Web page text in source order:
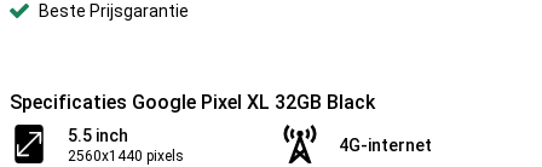
Beste Prijsgarantie
Specificaties Google Pixel XL 32GB Black
5.5 inch
2560x1440 pixels
4G-internet